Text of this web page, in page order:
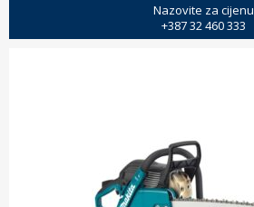
Nazovite za cijenu
+387 32 460 333